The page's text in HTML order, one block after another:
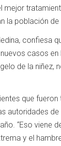
mejor
la población de
confiesa
casos
de la niñez,
que
autoridades
“Eso viene
y el